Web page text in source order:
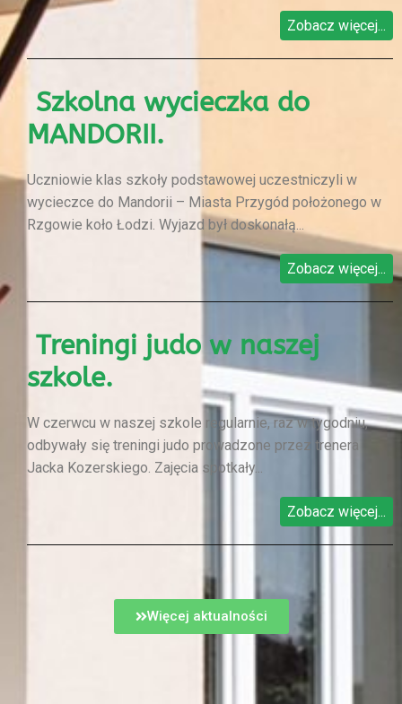
Zobacz więcej...
Szkolna wycieczka do
MANDORII.
Uczniowie klas szkoły podstawowej uczestniczyli w
wycieczce do Mandorii – Miasta Przygód położonego w
Rzgowie koło Łodzi. Wyjazd był doskonałą...
Zobacz więcej...
Treningi judo w naszej
szkole.
W czerwcu w naszej szkole regularnie, raz w tygodniu,
odbywały się treningi judo prowadzone przez trenera
Jacka Kozerskiego. Zajęcia spotkały...
Zobacz więcej...
Więcej aktualności